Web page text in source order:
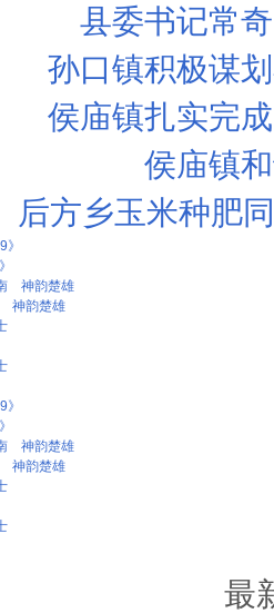
县委书记常
孙口镇积极谋
侯庙镇扎实完
侯庙镇
后方乡玉米种肥
神韵楚雄
神韵楚雄
最